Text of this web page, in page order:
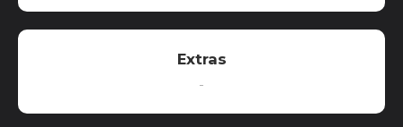
Extras
-